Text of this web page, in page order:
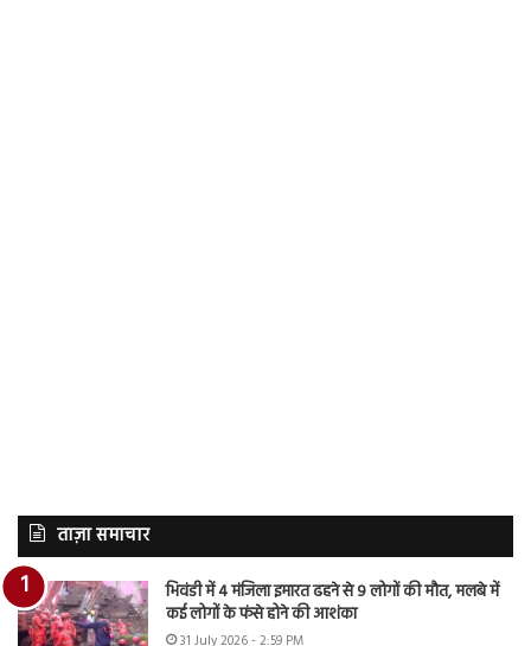
ताज़ा समाचार
भिवंडी में 4 मंजिला इमारत ढहने से 9 लोगों की मौत, मलबे में
कई लोगों के फंसे होने की आशंका
31 July 2026 - 2:59 PM